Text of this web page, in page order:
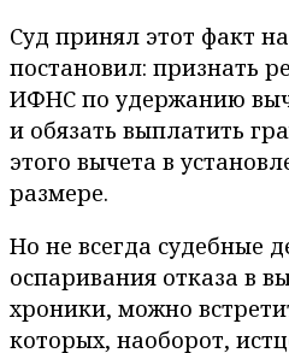
Суд принял этот факт
постановил: признать
ИФНС по удержанию
и обязать выплатить
этого вычета в
размере.
Но не всегда судебные
оспаривания отказа в
хроники, можно
которых, наоборот,